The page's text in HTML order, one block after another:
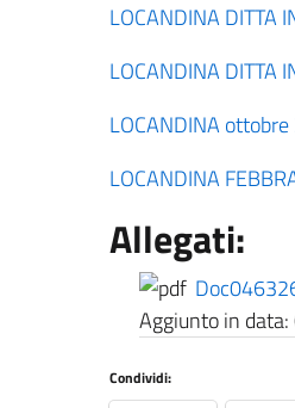
LOCANDINA DITTA
LOCANDINA DITTA
LOCANDINA
LOCANDINA
Allegati:
Aggiunto in data:
Condividi: